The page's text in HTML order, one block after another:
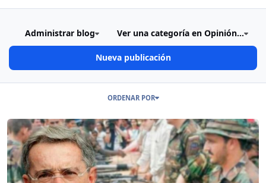
Administrar blog Ver una categoría en Opinión...
Nueva publicación
ORDENAR POR
Read more about ¿CUÁL GRUPO ARMADO ILEGAL MATÓ MÁS